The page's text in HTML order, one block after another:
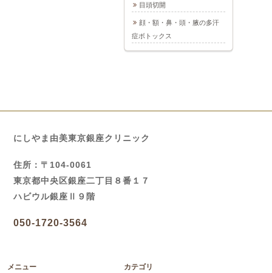
目頭切開
顔・額・鼻・頭・腋の多汗
症ボトックス
にしやま由美東京銀座クリニック
住所：〒104-0061
東京都中央区銀座二丁目８番１７
ハビウル銀座Ⅱ９階
050-1720-3564
メニュー カテゴリ